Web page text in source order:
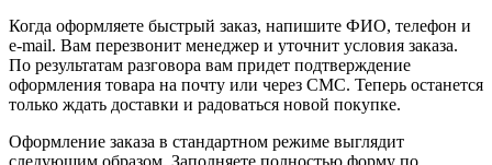
Когда оформляете быстрый заказ, напишите ФИО, телефон и
e-mail. Вам перезвонит менеджер и уточнит условия заказа.
По результатам разговора вам придет подтверждение
оформления товара на почту или через СМС. Теперь останется
только ждать доставки и радоваться новой покупке.
Оформление заказа в стандартном режиме выглядит